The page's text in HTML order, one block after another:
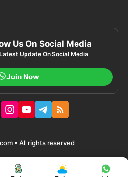
Us On Social Media
Update On Social Media
Join Now
• All rights reserved